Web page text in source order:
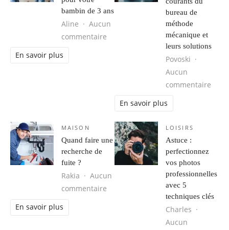
bambin de 3 ans
Aline
Aucun
commentaire sur Les jouets les plus mignons
En savoir plus
bureau de
méthode
mécanique et
leurs solutions
Povoski
Aucun
commentaire
En savoir plus
MAISON
Quand faire une
recherche de
fuite ?
Rakia
Aucun
commentaire sur Quand faire une recherche de
En savoir plus
LOISIRS
Astuce :
perfectionnez
vos photos
professionnelles
avec 5
techniques clés
Charles
Aucun